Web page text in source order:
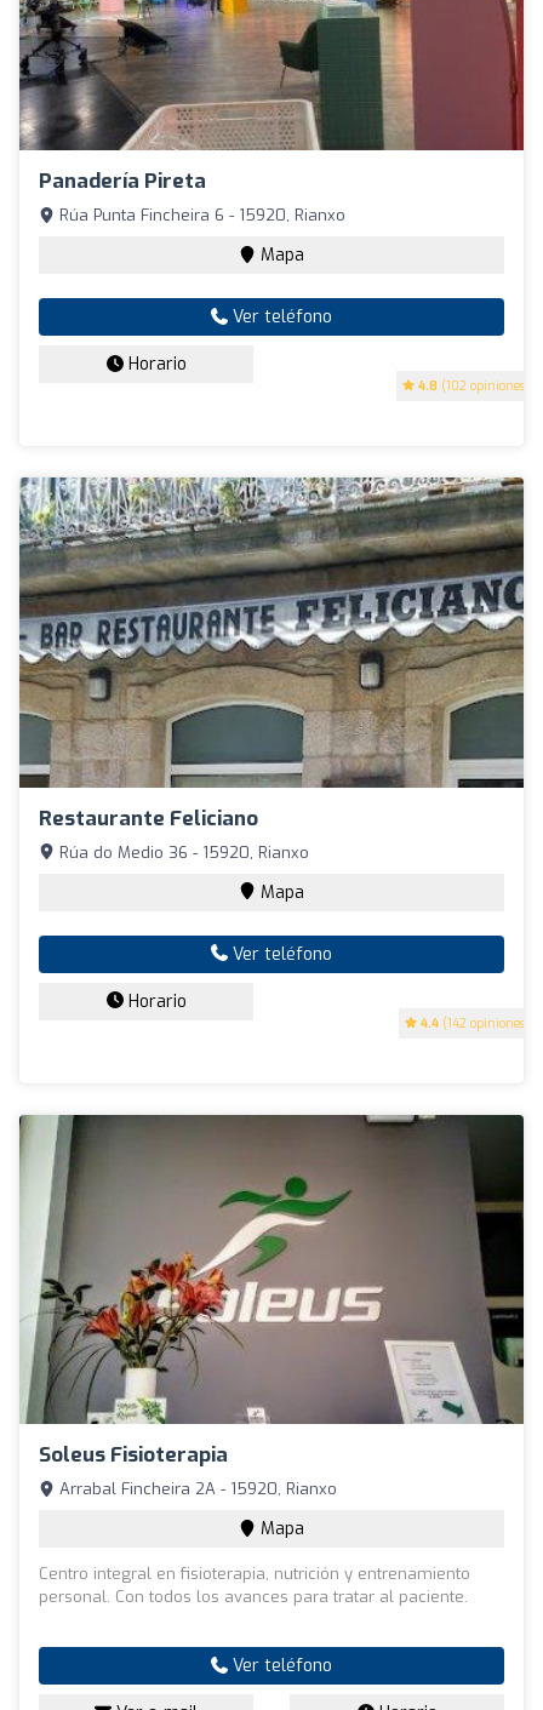
Panadería Pireta
4.8 (102 opiniones)
Rúa Punta Fincheira 6 - 15920, Rianxo
Mapa
Ver teléfono
Horario
Restaurante Feliciano
4.4 (142 opiniones)
Rúa do Medio 36 - 15920, Rianxo
Mapa
Ver teléfono
Horario
Soleus Fisioterapia
Arrabal Fincheira 2A - 15920, Rianxo
Mapa
Centro integral en fisioterapia, nutrición y entrenamiento
personal. Con todos los avances para tratar al paciente.
Ver teléfono